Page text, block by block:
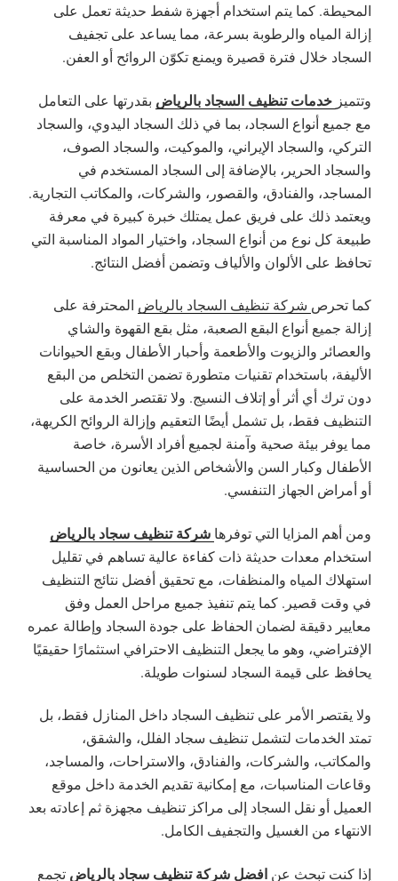
المحيطة. كما يتم استخدام أجهزة شفط حديثة تعمل على
إزالة المياه والرطوبة بسرعة، مما يساعد على تجفيف
السجاد خلال فترة قصيرة ويمنع تكوّن الروائح أو العفن.
وتتميز خدمات تنظيف السجاد بالرياض بقدرتها على التعامل
مع جميع أنواع السجاد، بما في ذلك السجاد اليدوي، والسجاد
التركي، والسجاد الإيراني، والموكيت، والسجاد الصوف،
والسجاد الحرير، بالإضافة إلى السجاد المستخدم في
المساجد، والفنادق، والقصور، والشركات، والمكاتب التجارية.
ويعتمد ذلك على فريق عمل يمتلك خبرة كبيرة في معرفة
طبيعة كل نوع من أنواع السجاد، واختيار المواد المناسبة التي
تحافظ على الألوان والألياف وتضمن أفضل النتائج.
كما تحرص شركة تنظيف السجاد بالرياض المحترفة على
إزالة جميع أنواع البقع الصعبة، مثل بقع القهوة والشاي
والعصائر والزيوت والأطعمة وأحبار الأطفال وبقع الحيوانات
الأليفة، باستخدام تقنيات متطورة تضمن التخلص من البقع
دون ترك أي أثر أو إتلاف النسيج. ولا تقتصر الخدمة على
التنظيف فقط، بل تشمل أيضًا التعقيم وإزالة الروائح الكريهة،
مما يوفر بيئة صحية وآمنة لجميع أفراد الأسرة، خاصة
الأطفال وكبار السن والأشخاص الذين يعانون من الحساسية
أو أمراض الجهاز التنفسي.
ومن أهم المزايا التي توفرها شركة تنظيف سجاد بالرياض
استخدام معدات حديثة ذات كفاءة عالية تساهم في تقليل
استهلاك المياه والمنظفات، مع تحقيق أفضل نتائج التنظيف
في وقت قصير. كما يتم تنفيذ جميع مراحل العمل وفق
معايير دقيقة لضمان الحفاظ على جودة السجاد وإطالة عمره
الإفتراضي، وهو ما يجعل التنظيف الاحترافي استثمارًا حقيقيًا
يحافظ على قيمة السجاد لسنوات طويلة.
ولا يقتصر الأمر على تنظيف السجاد داخل المنازل فقط، بل
تمتد الخدمات لتشمل تنظيف سجاد الفلل، والشقق،
والمكاتب، والشركات، والفنادق، والاستراحات، والمساجد،
وقاعات المناسبات، مع إمكانية تقديم الخدمة داخل موقع
العميل أو نقل السجاد إلى مراكز تنظيف مجهزة ثم إعادته بعد
الانتهاء من الغسيل والتجفيف الكامل.
إذا كنت تبحث عن افضل شركة تنظيف سجاد بالرياض تجمع